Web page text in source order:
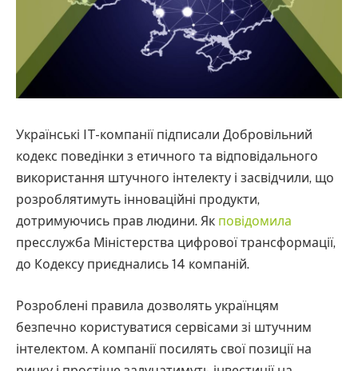
Українські IT-компанії підписали Добровільний
кодекс поведінки з етичного та відповідального
використання штучного інтелекту і засвідчили, що
розроблятимуть інноваційні продукти,
дотримуючись прав людини. Як повідомила
пресслужба Міністерства цифрової трансформації,
до Кодексу приєднались 14 компаній.
Розроблені правила дозволять українцям
безпечно користуватися сервісами зі штучним
інтелектом. А компанії посилять свої позиції на